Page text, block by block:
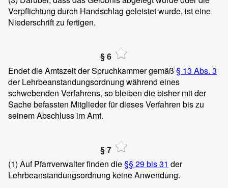
Verpflichtung durch Handschlag geleistet wurde, ist eine
Niederschrift zu fertigen.
§ 6
Endet die Amtszeit der Spruchkammer gemäß § 13 Abs. 3
der Lehrbeanstandungsordnung während eines
schwebenden Verfahrens, so bleiben die bisher mit der
Sache befassten Mitglieder für dieses Verfahren bis zu
seinem Abschluss im Amt.
§ 7
(1) Auf Pfarrverwalter finden die§§ 29 bis 31 der
Lehrbeanstandungsordnung keine Anwendung.